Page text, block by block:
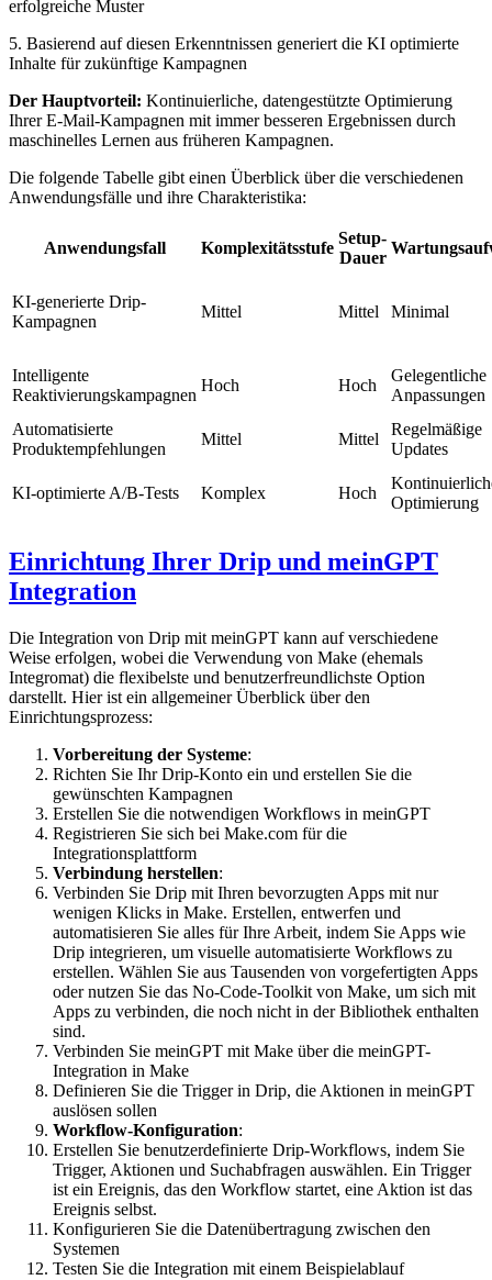
erfolgreiche Muster
5. Basierend auf diesen Erkenntnissen generiert die KI optimierte
Inhalte für zukünftige Kampagnen
Der Hauptvorteil: Kontinuierliche, datengestützte Optimierung
Ihrer E-Mail-Kampagnen mit immer besseren Ergebnissen durch
maschinelles Lernen aus früheren Kampagnen.
Die folgende Tabelle gibt einen Überblick über die verschiedenen
Anwendungsfälle und ihre Charakteristika:
Anwendungsfall Komplexitätsstufe
Setup-
Dauer
KI-generierte Drip-
Kampagnen
Mittel Mittel Minimal
Intelligente
Reaktivierungskampagnen
Hoch Hoch
Gelegentliche
Anpassungen
Automatisierte
Produktempfehlungen
Mittel Mittel
Regelmäßige
Updates
KI-optimierte A/B-Tests Komplex Hoch
Optimierung
Einrichtung Ihrer Drip und meinGPT
Integration
Die Integration von Drip mit meinGPT kann auf verschiedene
Weise erfolgen, wobei die Verwendung von Make (ehemals
Integromat) die flexibelste und benutzerfreundlichste Option
darstellt. Hier ist ein allgemeiner Überblick über den
Einrichtungsprozess:
Vorbereitung der Systeme:
Richten Sie Ihr Drip-Konto ein und erstellen Sie die
gewünschten Kampagnen
Erstellen Sie die notwendigen Workflows in meinGPT
Registrieren Sie sich bei Make.com für die
Integrationsplattform
Verbindung herstellen:
Verbinden Sie Drip mit Ihren bevorzugten Apps mit nur
wenigen Klicks in Make. Erstellen, entwerfen und
automatisieren Sie alles für Ihre Arbeit, indem Sie Apps wie
Drip integrieren, um visuelle automatisierte Workflows zu
erstellen. Wählen Sie aus Tausenden von vorgefertigten Apps
oder nutzen Sie das No-Code-Toolkit von Make, um sich mit
Apps zu verbinden, die noch nicht in der Bibliothek enthalten
sind.
Verbinden Sie meinGPT mit Make über die meinGPT-
Integration in Make
Definieren Sie die Trigger in Drip, die Aktionen in meinGPT
auslösen sollen
Workflow-Konfiguration:
Erstellen Sie benutzerdefinierte Drip-Workflows, indem Sie
Trigger, Aktionen und Suchabfragen auswählen. Ein Trigger
ist ein Ereignis, das den Workflow startet, eine Aktion ist das
Ereignis selbst.
Konfigurieren Sie die Datenübertragung zwischen den
Systemen
Testen Sie die Integration mit einem Beispielablauf